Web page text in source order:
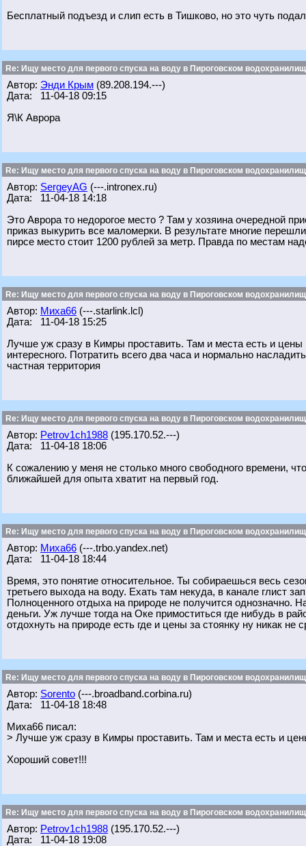
Бесплатный подъезд и слип есть в Тишково, но это чуть
Re: Ищу место для первого спуска на воду в Пироговском
Автор: Энди Крым (89.208.194.---)
Дата: 11-04-18 09:15
Я\К Аврора
Re: Ищу место для первого спуска на воду в Пироговском
Автор: SergeyAG (---.intronex.ru)
Дата: 11-04-18 14:18
Это Аврора то недорогое место ? Там у хозяина очередной
приказ выкурить все маломерки. В результате многие
пирсе место стоит 1200 рублей за метр. Правда по местам
Re: Ищу место для первого спуска на воду в Пироговском
Автор: Миха66 (---.starlink.lcl)
Дата: 11-04-18 15:25
Лучше уж сразу в Кимры проставить. Там и места есть и
интересного. Потратить всего два часа и нормально
частная территория
Re: Ищу место для первого спуска на воду в Пироговском
Автор: Petrov1ch1988 (195.170.52.---)
Дата: 11-04-18 18:06
К сожалению у меня не столько много свободного времени,
ближайшей для опыта хватит на первый год.
Re: Ищу место для первого спуска на воду в Пироговском
Автор: Миха66 (---.trbo.yandex.net)
Дата: 11-04-18 18:44
Время, это понятие относительное. Ты собираешься весь
третьего выхода на воду. Ехать там некуда, в канале глист
Полноценного отдыха на природе не получится однозначно.
деньги. Уж лучше тогда на Оке примоститься где нибудь в
отдохнуть на природе есть где и цены за стоянку ну никак не
Re: Ищу место для первого спуска на воду в Пироговском
Автор: Sorento (---.broadband.corbina.ru)
Дата: 11-04-18 18:48
Миха66 писал:
> Лучше уж сразу в Кимры проставить. Там и места есть и
Хороший совет!!!
Re: Ищу место для первого спуска на воду в Пироговском
Автор: Petrov1ch1988 (195.170.52.---)
Дата: 11-04-18 19:08